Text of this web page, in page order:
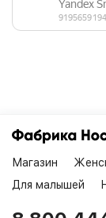
Магазин
Для малышей